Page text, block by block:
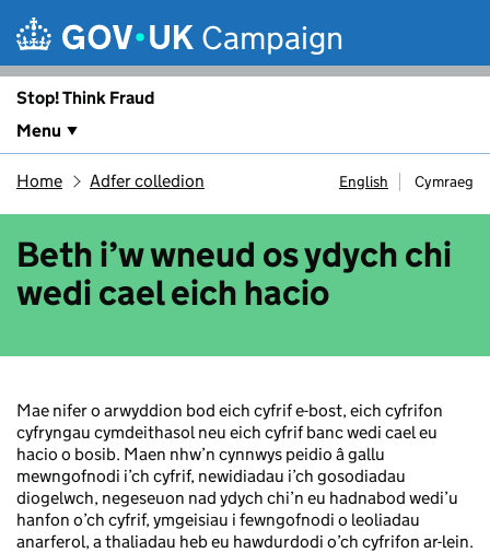
Campaign
Stop! Think Fraud
Menu
Home Adfer colledion English Cymraeg
Beth i’w wneud os ydych chi
wedi cael eich hacio
Mae nifer o arwyddion bod eich cyfrif e-bost, eich cyfrifon
cyfryngau cymdeithasol neu eich cyfrif banc wedi cael eu
hacio o bosib. Maen nhw’n cynnwys peidio â gallu
mewngofnodi i’ch cyfrif, newidiadau i’ch gosodiadau
diogelwch, negeseuon nad ydych chi’n eu hadnabod wedi’u
hanfon o’ch cyfrif, ymgeisiau i fewngofnodi o leoliadau
anarferol, a thaliadau heb eu hawdurdodi o’ch cyfrifon ar-lein.